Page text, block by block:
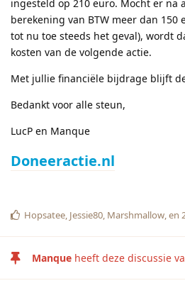
ingesteld op 210 euro. Mocht er na
berekening van BTW meer dan 150
tot nu toe steeds het geval), wordt
kosten van de volgende actie.
Met jullie financiële bijdrage blijft
Bedankt voor alle steun,
LucP en Manque
Doneeractie.nl
Hopsatee, Jessie80, Marshmallow, en
Manque heeft deze discussie